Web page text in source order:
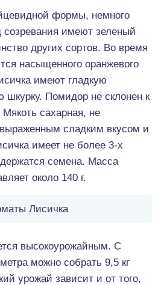
формы, немного
имеют зеленый
других сортов. Во время
насыщенного оранжевого
имеют гладкую
шкурку. Помидор не склонен к
сахарная, не
сладким вкусом и
имеет не более 3-х
семена. Масса
около 140 г.
Лисичка
высокоурожайным. С
можно собрать 9,5 кг
урожай зависит и от того,